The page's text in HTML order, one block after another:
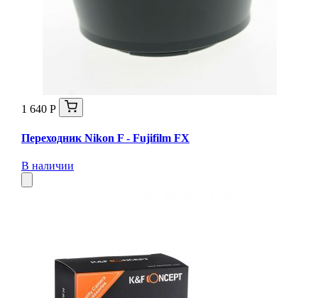
1 640 Р
Переходник Nikon F - Fujifilm FX
В наличии